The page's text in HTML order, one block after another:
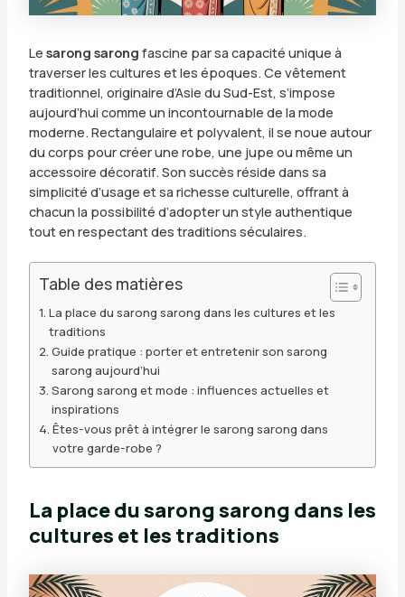
Le sarong sarong fascine par sa capacité unique à
traverser les cultures et les époques. Ce vêtement
traditionnel, originaire d’Asie du Sud-Est, s’impose
aujourd’hui comme un incontournable de la mode
moderne. Rectangulaire et polyvalent, il se noue autour
du corps pour créer une robe, une jupe ou même un
accessoire décoratif. Son succès réside dans sa
simplicité d’usage et sa richesse culturelle, offrant à
chacun la possibilité d’adopter un style authentique
tout en respectant des traditions séculaires.
Table des matières
La place du sarong sarong dans les cultures et les
traditions
Guide pratique : porter et entretenir son sarong
sarong aujourd’hui
Sarong sarong et mode : influences actuelles et
inspirations
Êtes-vous prêt à intégrer le sarong sarong dans
votre garde-robe ?
La place du sarong sarong dans les
cultures et les traditions